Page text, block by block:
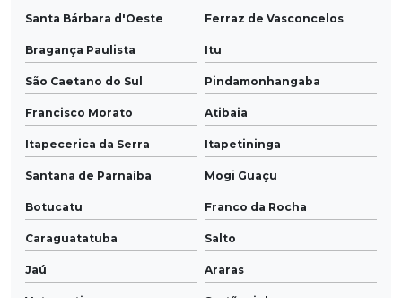
Santa Bárbara d'Oeste Ferraz de Vasconcelos
Bragança Paulista Itu
São Caetano do Sul Pindamonhangaba
Francisco Morato Atibaia
Itapecerica da Serra Itapetininga
Santana de Parnaíba Mogi Guaçu
Botucatu Franco da Rocha
Caraguatatuba Salto
Jaú Araras